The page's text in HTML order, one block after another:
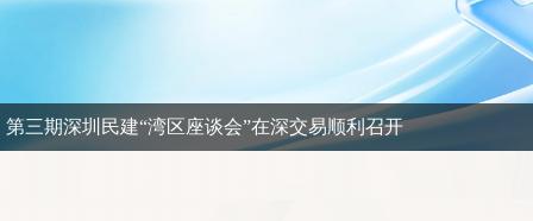
第三期深圳民建“湾区座谈会”在深交易顺利召开